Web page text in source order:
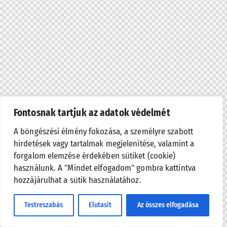
Fontosnak tartjuk az adatok védelmét
A böngészési élmény fokozása, a személyre szabott
hirdetések vagy tartalmak megjelenítése, valamint a
forgalom elemzése érdekében sütiket (cookie)
használunk. A "Mindet elfogadom" gombra kattintva
hozzájárulhat a sütik használatához.
Testreszabás Elutasít Az összes elfogadása